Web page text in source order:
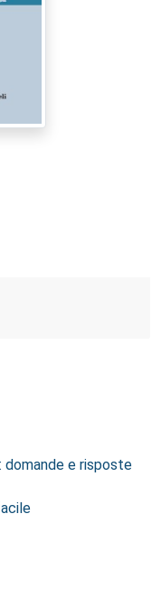
domande e risposte